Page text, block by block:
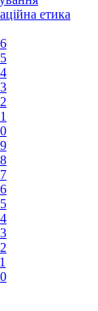
етика